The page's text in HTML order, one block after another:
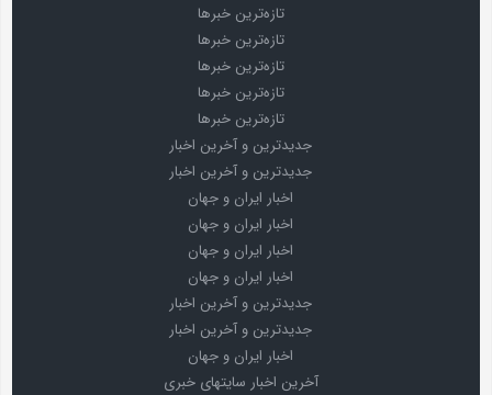
تازه‌ترین خبرها
تازه‌ترین خبرها
تازه‌ترین خبرها
تازه‌ترین خبرها
تازه‌ترین خبرها
جدیدترین و آخرین اخبار
جدیدترین و آخرین اخبار
اخبار ایران و جهان
اخبار ایران و جهان
اخبار ایران و جهان
اخبار ایران و جهان
جدیدترین و آخرین اخبار
جدیدترین و آخرین اخبار
اخبار ایران و جهان
آخرین اخبار سایتهای خبری